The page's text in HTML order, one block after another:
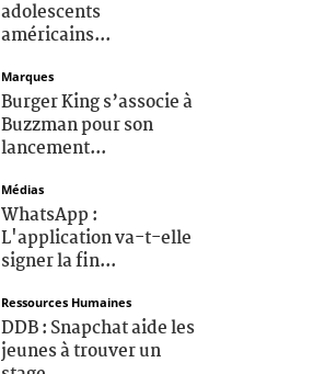
adolescents
américains...
Marques
Burger King s’associe à
Buzzman pour son
lancement...
Médias
WhatsApp :
L'application va-t-elle
signer la fin...
Ressources Humaines
DDB : Snapchat aide les
jeunes à trouver un